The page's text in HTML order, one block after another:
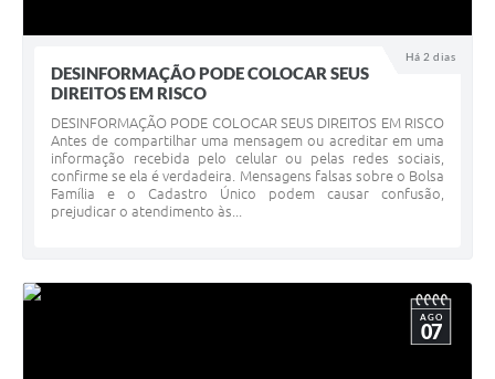
Há 2 dias
DESINFORMAÇÃO PODE COLOCAR SEUS
DIREITOS EM RISCO
DESINFORMAÇÃO PODE COLOCAR SEUS DIREITOS EM RISCO
Antes de compartilhar uma mensagem ou acreditar em uma
informação recebida pelo celular ou pelas redes sociais,
confirme se ela é verdadeira. Mensagens falsas sobre o Bolsa
Família e o Cadastro Único podem causar confusão,
prejudicar o atendimento às...
AGO
07